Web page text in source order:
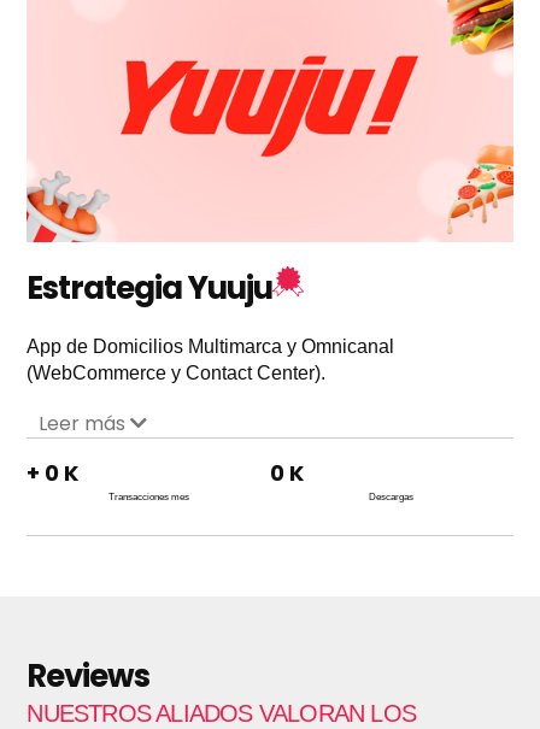
Estrategia Yuuju
App de Domicilios Multimarca y Omnicanal
(WebCommerce y Contact Center).
Leer más
+ 0 K
Transacciones mes
0 K
Descargas
Reviews
NUESTROS ALIADOS VALORAN LOS